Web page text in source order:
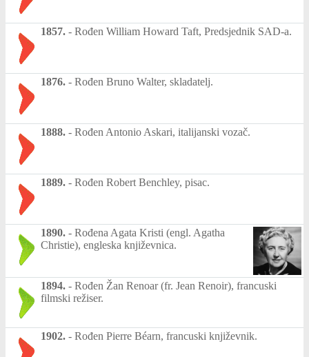
1857. - Rođen William Howard Taft, Predsjednik SAD-a.
1876. - Rođen Bruno Walter, skladatelj.
1888. - Rođen Antonio Askari, italijanski vozač.
1889. - Rođen Robert Benchley, pisac.
1890. - Rođena Agata Kristi (engl. Agatha
Christie), engleska književnica.
1894. - Rođen Žan Renoar (fr. Jean Renoir), francuski
filmski režiser.
1902. - Rođen Pierre Béarn, francuski književnik.